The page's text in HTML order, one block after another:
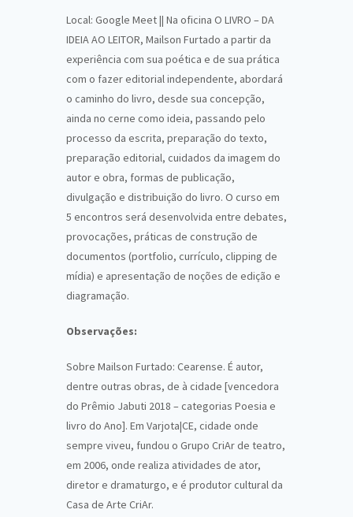
Local: Google Meet || Na oficina O LIVRO – DA
IDEIA AO LEITOR, Mailson Furtado a partir da
experiência com sua poética e de sua prática
com o fazer editorial independente, abordará
o caminho do livro, desde sua concepção,
ainda no cerne como ideia, passando pelo
processo da escrita, preparação do texto,
preparação editorial, cuidados da imagem do
autor e obra, formas de publicação,
divulgação e distribuição do livro. O curso em
5 encontros será desenvolvida entre debates,
provocações, práticas de construção de
documentos (portfolio, currículo, clipping de
mídia) e apresentação de noções de edição e
diagramação.
Observações:
Sobre Mailson Furtado: Cearense. É autor,
dentre outras obras, de à cidade [vencedora
do Prêmio Jabuti 2018 – categorias Poesia e
livro do Ano]. Em Varjota|CE, cidade onde
sempre viveu, fundou o Grupo CriAr de teatro,
em 2006, onde realiza atividades de ator,
diretor e dramaturgo, e é produtor cultural da
Casa de Arte CriAr.